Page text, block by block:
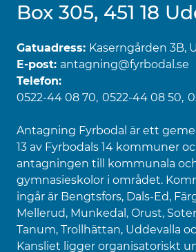
Box 305, 451 18
Gatuadress: Kaserngården 3B,
E-post: antagning@fyrbodal.se
Telefon:
0522-44 08 70 0522-44 08 50
Antagning Fyrbodal är ett
13 av Fyrbodals 14 kommuner
antagningen till kommunala
gymnasieskolor i området.
ingår är Bengtsfors, Dals-Ed,
Mellerud, Munkedal, Orust,
Tanum, Trollhättan, Uddevalla
Kansliet ligger organisatoriskt